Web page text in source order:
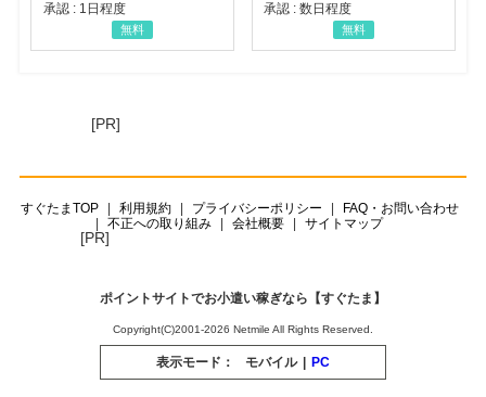
承認 : 1日程度
無料
承認 : 数日程度
無料
[PR]
すぐたまTOP 利用規約 プライバシーポリシー
FAQ・お問い合わせ
不正への取り組み
会社概要 サイトマップ
[PR]
ポイントサイトでお小遣い稼ぎなら【すぐたま】
Copyright(C)2001-2026 Netmile All Rights Reserved.
表示モード： モバイル | PC